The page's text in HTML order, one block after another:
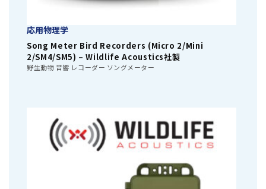
応用物理学
Song Meter Bird Recorders (Micro 2/Mini
2/SM4/SM5) – Wildlife Acoustics社製
野生動物 音響 レコーダー ソングメーター